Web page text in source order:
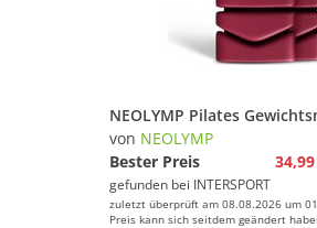
von NEOLYMP
Bester Preis
gefunden bei INTERSPORT
zuletzt überprüft am 08.08.2026 um
Preis kann sich seitdem geändert